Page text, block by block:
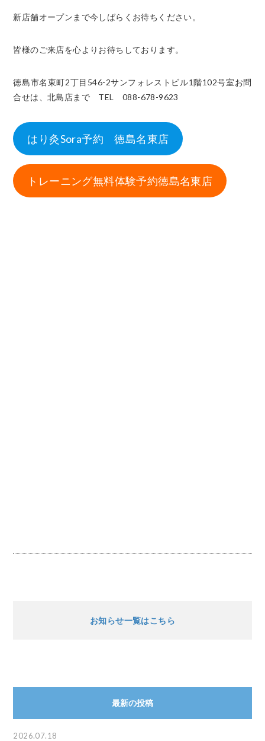
新店舗オープンまで今しばらくお待ちください。
皆様のご来店を心よりお待ちしております。
徳島市名東町2丁目546-2サンフォレストビル1階102号室お問
合せは、北島店まで TEL 088-678-9623
はり灸Sora予約 徳島名東店
トレーニング無料体験予約徳島名東店
お知らせ一覧はこちら
最新の投稿
2026.07.18